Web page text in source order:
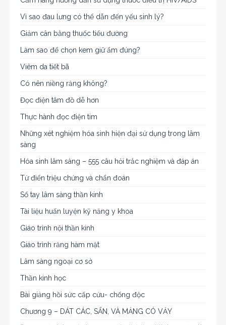
Vì sao đau lưng có thể dẫn đến yếu sinh lý?
Giảm cân bằng thuốc tiểu đường
Làm sao để chọn kem giữ ẩm đúng?
Viêm da tiết bã
Có nên niềng răng không?
Đọc điện tâm đồ dễ hơn
Thực hành đọc điện tim
Những xét nghiệm hóa sinh hiện đại sử dụng trong lâm
sàng
Hóa sinh lâm sàng – 555 câu hỏi trắc nghiệm và đáp án
Từ điển triệu chứng và chẩn đoán
Sổ tay lâm sàng thần kinh
Tài liệu huấn luyện kỹ năng y khoa
Giáo trình nội thần kinh
Giáo trình răng hàm mặt
Lâm sàng ngoại cơ sở
Thần kinh học
Bài giảng hồi sức cấp cứu- chống độc
Chương 9 – DÁT CÁC, SẨN, VÀ MẢNG CÓ VẢY